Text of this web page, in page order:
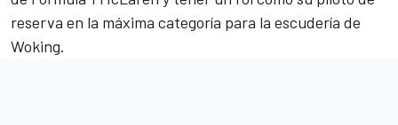
reserva en la máxima categoría para la escudería de
Woking.